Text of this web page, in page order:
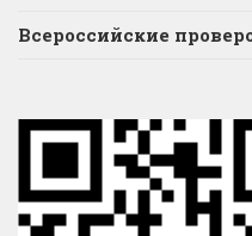
Всероссийские